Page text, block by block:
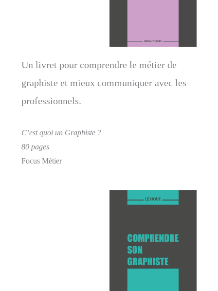
Un livret pour comprendre le métier de
graphiste et mieux communiquer avec les
professionnels.
C’est quoi un Graphiste ?
80 pages
Focus Métier